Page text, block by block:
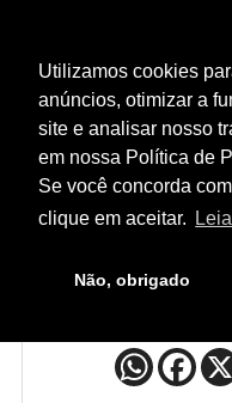
Utilizamos cookies
anúncios, otimizar a
site e analisar nosso
em nossa Política de
Se você concorda
clique em aceitar.
Não, obrigado
HOME
Song Kenan